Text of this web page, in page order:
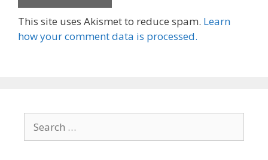
This site uses Akismet to reduce spam. Learn
how your comment data is processed.
for: